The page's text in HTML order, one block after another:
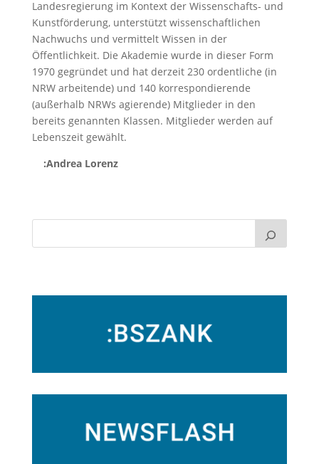
Landesregierung im Kontext der Wissenschafts- und
Kunstförderung, unterstützt wissenschaftlichen
Nachwuchs und vermittelt Wissen in der
Öffentlichkeit. Die Akademie wurde in dieser Form
1970 gegründet und hat derzeit 230 ordentliche (in
NRW arbeitende) und 140 korrespondierende
(außerhalb NRWs agierende) Mitglieder in den
bereits genannten Klassen. Mitglieder werden auf
Lebenszeit gewählt.
:Andrea Lorenz